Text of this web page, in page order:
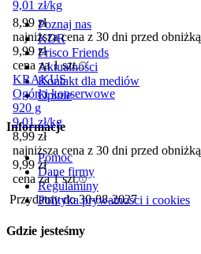
9,01 zł/kg
8,99 zł
najniższa cena z 30 dni przed obniżką
9,99 zł
cena za 1 szt.
KRAKUS
Ogórki konserwowe
920 g
9,01 zł/kg
8,99 zł
najniższa cena z 30 dni przed obniżką
9,99 zł
cena za 1 szt.
Przydatny do30-08-2027
Poznaj nas
KDR
Frisco Friends
Aktualności
Kontakt dla mediów
Opinie
Informacje
Pomoc
Dane firmy
Regulaminy
Polityka prywatności i cookies
Gdzie jesteśmy